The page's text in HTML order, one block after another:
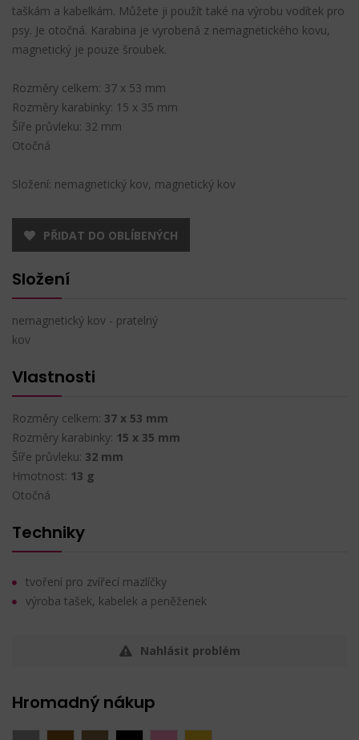
taškám a kabelkám. Můžete ji použít také na výrobu vodítek pro
psy. Je otočná. Karabina je vyrobená z nemagnetického kovu,
magnetický je pouze šroubek.
Rozměry celkem: 37 x 53 mm
Rozměry karabinky: 15 x 35 mm
Šíře průvleku: 32 mm
Otočná
Složení: nemagnetický kov, magnetický kov
PŘIDAT DO OBLÍBENÝCH
Složení
nemagnetický kov - pratelný
kov
Vlastnosti
Rozměry celkem: 37 x 53 mm
Rozměry karabinky: 15 x 35 mm
Šíře průvleku: 32 mm
Hmotnost: 13 g
Otočná
Techniky
tvoření pro zvířecí mazlíčky
výroba tašek, kabelek a peněženek
Nahlásit problém
Hromadný nákup